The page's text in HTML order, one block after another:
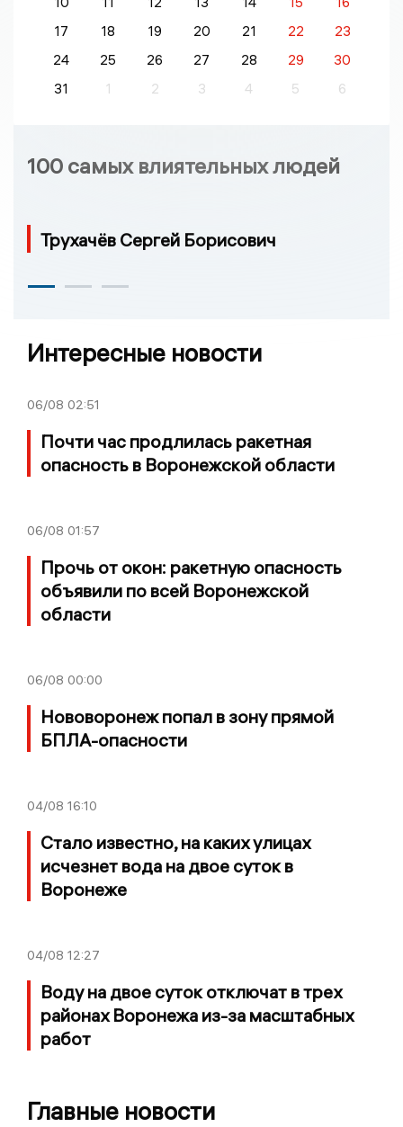
17
18 19 20 21 22
23
24
25 26 27 28 29
30
31
1 2 3 4 5 6
100 самых влиятельных людей
Трухачёв Сергей Борисович
Интересные новости
06/08 02:51
Почти час продлилась ракетная
опасность в Воронежской области
06/08 01:57
Прочь от окон: ракетную опасность
объявили по всей Воронежской
области
06/08 00:00
Нововоронеж попал в зону прямой
БПЛА-опасности
04/08 16:10
Стало известно, на каких улицах
исчезнет вода на двое суток в
Воронеже
04/08 12:27
Воду на двое суток отключат в трех
районах Воронежа из-за масштабных
работ
Главные новости